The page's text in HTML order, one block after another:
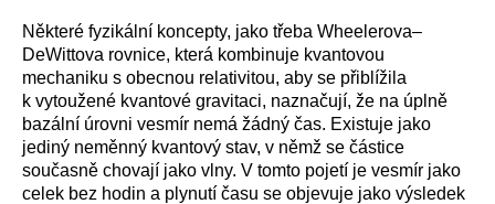
Některé fyzikální koncepty, jako třeba Wheelerova–
DeWittova rovnice, která kombinuje kvantovou
mechaniku s obecnou relativitou, aby se přiblížila
k vytoužené kvantové gravitaci, naznačují, že na úplně
bazální úrovni vesmír nemá žádný čas. Existuje jako
jediný neměnný kvantový stav, v němž se částice
současně chovají jako vlny. V tomto pojetí je vesmír jako
celek bez hodin a plynutí času se objevuje jako výsledek